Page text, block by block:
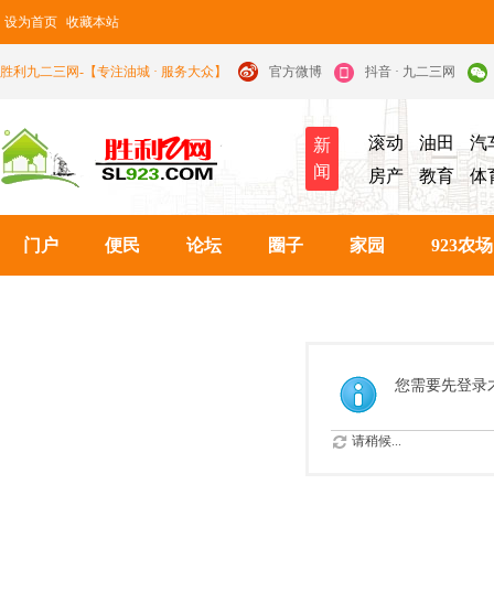
设为首页 收藏本站
胜利九二三网-【专注油城 · 服务大众】 官方微博 抖音 · 九二三网
新
闻
滚动 油田
汽
房产
教育 体
门户 便民 论坛 圈子 家园 923农场
您需要先登录
请稍候...